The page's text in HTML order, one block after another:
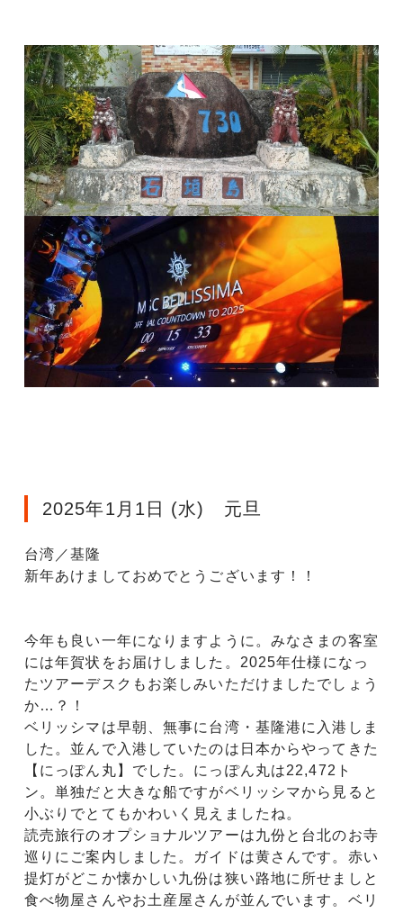
2025年1月1日 (水) 元旦
台湾／基隆
新年あけましておめでとうございます！！
今年も良い一年になりますように。みなさまの客室
には年賀状をお届けしました。2025年仕様になっ
たツアーデスクもお楽しみいただけましたでしょう
か…？！
ベリッシマは早朝、無事に台湾・基隆港に入港しま
した。並んで入港していたのは日本からやってきた
【にっぽん丸】でした。にっぽん丸は22,472ト
ン。単独だと大きな船ですがベリッシマから見ると
小ぶりでとてもかわいく見えましたね。
読売旅行のオプショナルツアーは九份と台北のお寺
巡りにご案内しました。ガイドは黄さんです。赤い
提灯がどこか懐かしい九份は狭い路地に所せましと
食べ物屋さんやお土産屋さんが並んでいます。ベリ